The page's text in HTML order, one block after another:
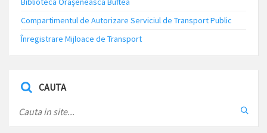
Compartimentul de Autorizare Serviciul de Transport Public
Înregistrare Mijloace de Transport
CAUTA